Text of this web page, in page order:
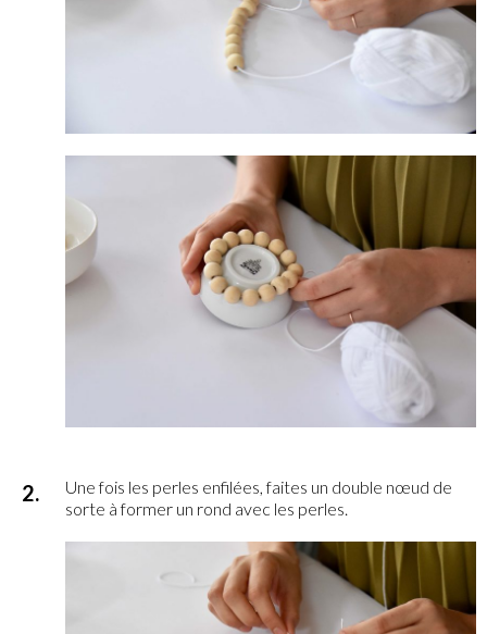
Une fois les perles enfilées, faites un double nœud de
sorte à former un rond avec les perles.